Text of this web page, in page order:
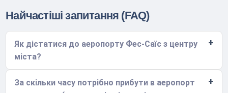
Найчастіші запитання (FAQ)
Як дістатися до аеропорту Фес-Саїс з центру
міста?
За скільки часу потрібно прибути в аеропорт